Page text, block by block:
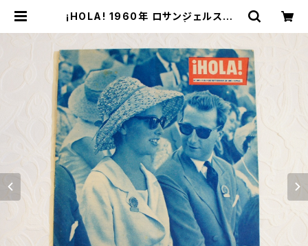
¡HOLA! 1960年 ロサンジェルスオリ
s web shop